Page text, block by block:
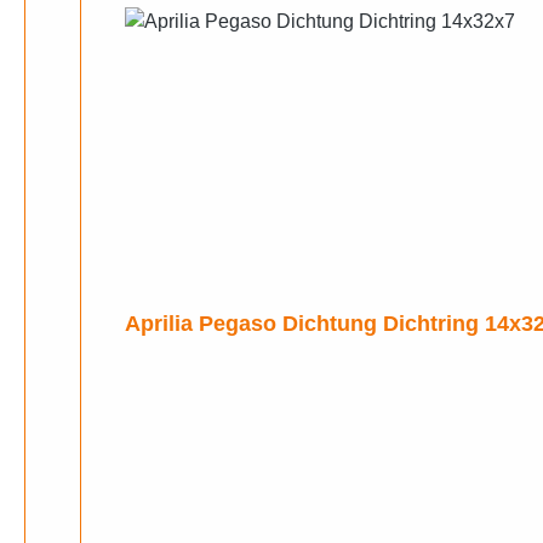
Aprilia Pegaso Dichtung Dichtring